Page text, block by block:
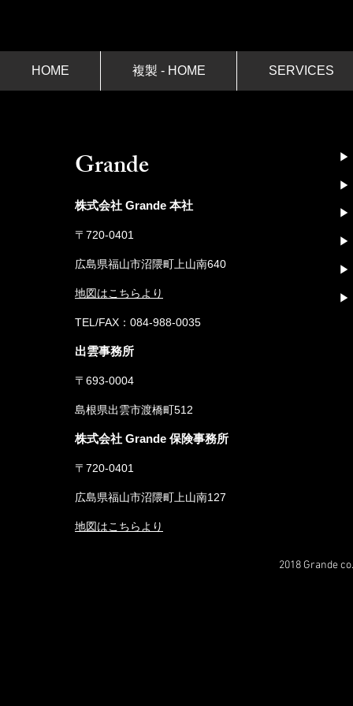
HOME 複製 - HOME SERVICES
​Grande
株式会社 Grande 本社
〒720-0401
広島県福山市沼隈町上山南640
地図はこちらより
​TEL/FAX：084-988-0035
出雲事務所
〒693-0004
島根県出雲市渡橋町512
株式会社 Grande 保険事務所
〒720-0401
広島県福山市沼隈町上山南127
地図はこちらより
▶︎
​▶︎
▶︎
​▶︎
▶︎
▶︎
2018 Grande